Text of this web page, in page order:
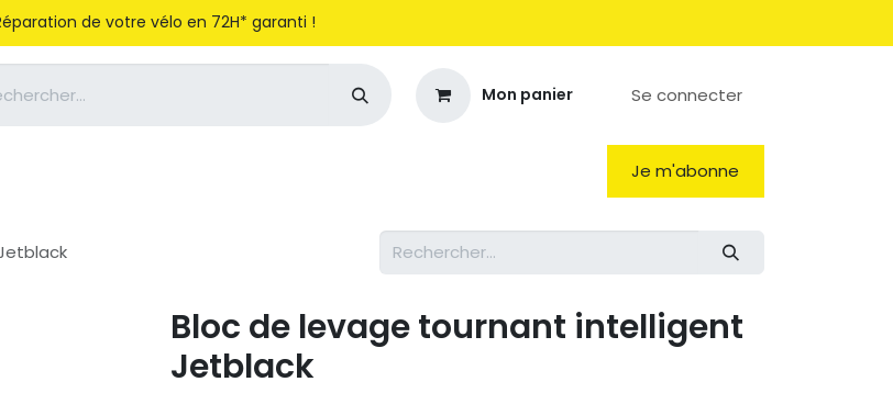
de votre vélo en 72H* garanti !
Mon panier Se connecter
Je m'abonne
Bloc de levage tournant intelligent
Jetblack